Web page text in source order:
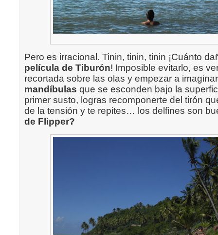
Pero es irracional. Tinin, tinin, tinin ¡Cuánto
película de Tiburón! Imposible evitarlo, es
recortada sobre las olas y empezar a
mandíbulas que se esconden bajo la
primer susto, logras recomponerte del tirón
de la tensión y te repites… los delfines son
de Flipper?